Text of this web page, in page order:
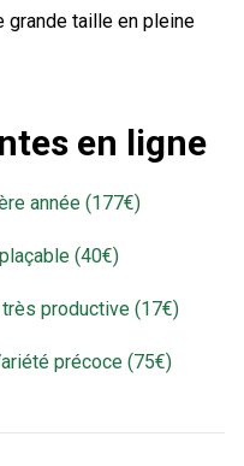
grande taille en pleine
en ligne
année (177€)
(40€)
très productive (17€)
précoce (75€)